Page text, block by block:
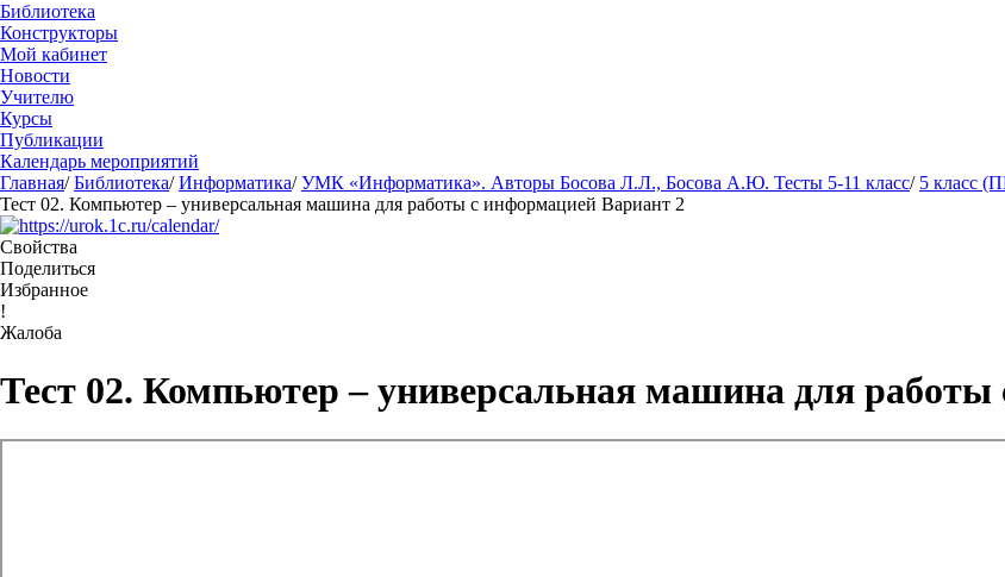
Библиотека
Конструкторы
Мой кабинет
Новости
Учителю
Курсы
Публикации
Календарь мероприятий
Главная/ Библиотека/ Информатика/ УМК «Информатика». Авторы Босова Л.Л., Босова А.Ю. Тесты 5-11 класс/ 5 класс
Тест 02. Компьютер – универсальная машина для работы с информацией Вариант 2
Свойства
Поделиться
Избранное
!
Жалоба
Тест 02. Компьютер – универсальная машина для